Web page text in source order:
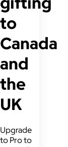
to
Canada
and
the
UK
Upgrade
to Pro to